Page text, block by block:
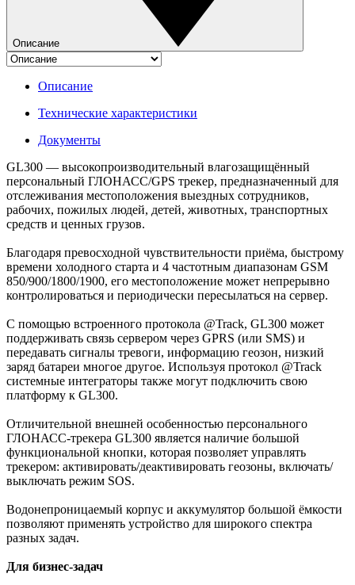
Описание
Описание
Технические характеристики
Документы
GL300 — высокопроизводительный влагозащищённый
персональный ГЛОНАСС/GPS трекер, предназначенный для
отслеживания местоположения выездных сотрудников,
рабочих, пожилых людей, детей, животных, транспортных
средств и ценных грузов.
Благодаря превосходной чувствительности приёма, быстрому
времени холодного старта и 4 частотным диапазонам GSM
850/900/1800/1900, его местоположение может непрерывно
контролироваться и периодически пересылаться на сервер.
С помощью встроенного протокола @Track, GL300 может
поддерживать связь сервером через GPRS (или SMS) и
передавать сигналы тревоги, информацию геозон, низкий
заряд батареи многое другое. Используя протокол @Track
системные интеграторы также могут подключить свою
платформу к GL300.
Отличительной внешней особенностью персонального
ГЛОНАСС-трекера GL300 является наличие большой
функциональной кнопки, которая позволяет управлять
трекером: активировать/деактивировать геозоны, включать/
выключать режим SOS.
Водонепроницаемый корпус и аккумулятор большой ёмкости
позволяют применять устройство для широкого спектра
разных задач.
Для бизнес-задач